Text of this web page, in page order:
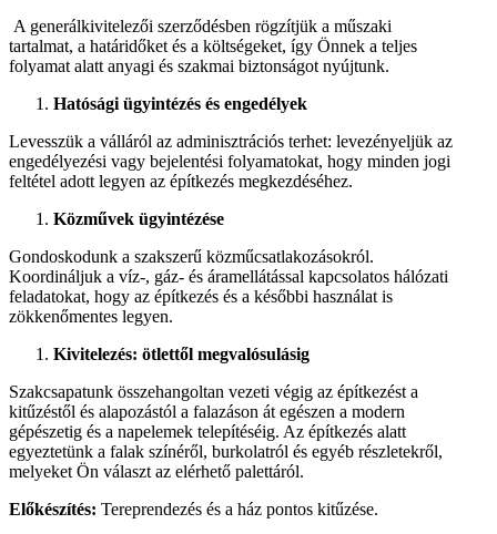
A generálkivitelezői szerződésben rögzítjük a műszaki
tartalmat, a határidőket és a költségeket, így Önnek a teljes
folyamat alatt anyagi és szakmai biztonságot nyújtunk.
Hatósági ügyintézés és engedélyek
Levesszük a válláról az adminisztrációs terhet: levezényeljük az
engedélyezési vagy bejelentési folyamatokat, hogy minden jogi
feltétel adott legyen az építkezés megkezdéséhez.
Közművek ügyintézése
Gondoskodunk a szakszerű közműcsatlakozásokról.
Koordináljuk a víz-, gáz- és áramellátással kapcsolatos hálózati
feladatokat, hogy az építkezés és a későbbi használat is
zökkenőmentes legyen.
Kivitelezés: ötlettől megvalósulásig
Szakcsapatunk összehangoltan vezeti végig az építkezést a
kitűzéstől és alapozástól a falazáson át egészen a modern
gépészetig és a napelemek telepítéséig. Az építkezés alatt
egyeztetünk a falak színéről, burkolatról és egyéb részletekről,
melyeket Ön választ az elérhető palettáról.
Előkészítés: Tereprendezés és a ház pontos kitűzése.